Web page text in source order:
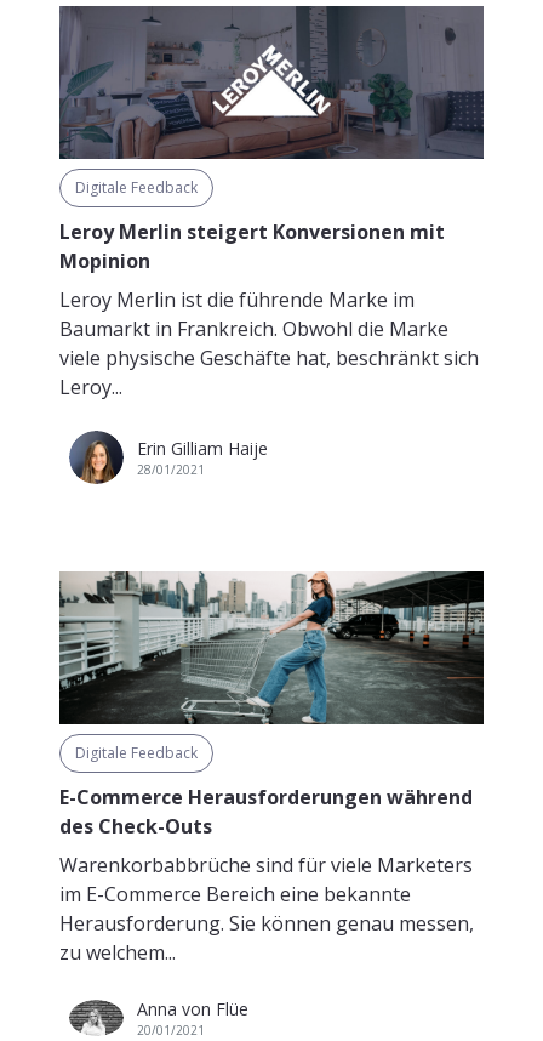
Digitale Feedback
Leroy Merlin steigert Konversionen mit
Mopinion
Leroy Merlin ist die führende Marke im
Baumarkt in Frankreich. Obwohl die Marke
viele physische Geschäfte hat, beschränkt sich
Leroy...
Erin Gilliam Haije
28/01/2021
Digitale Feedback
E-Commerce Herausforderungen während
des Check-Outs
Warenkorbabbrüche sind für viele Marketers
im E-Commerce Bereich eine bekannte
Herausforderung. Sie können genau messen,
zu welchem...
Anna von Flüe
20/01/2021